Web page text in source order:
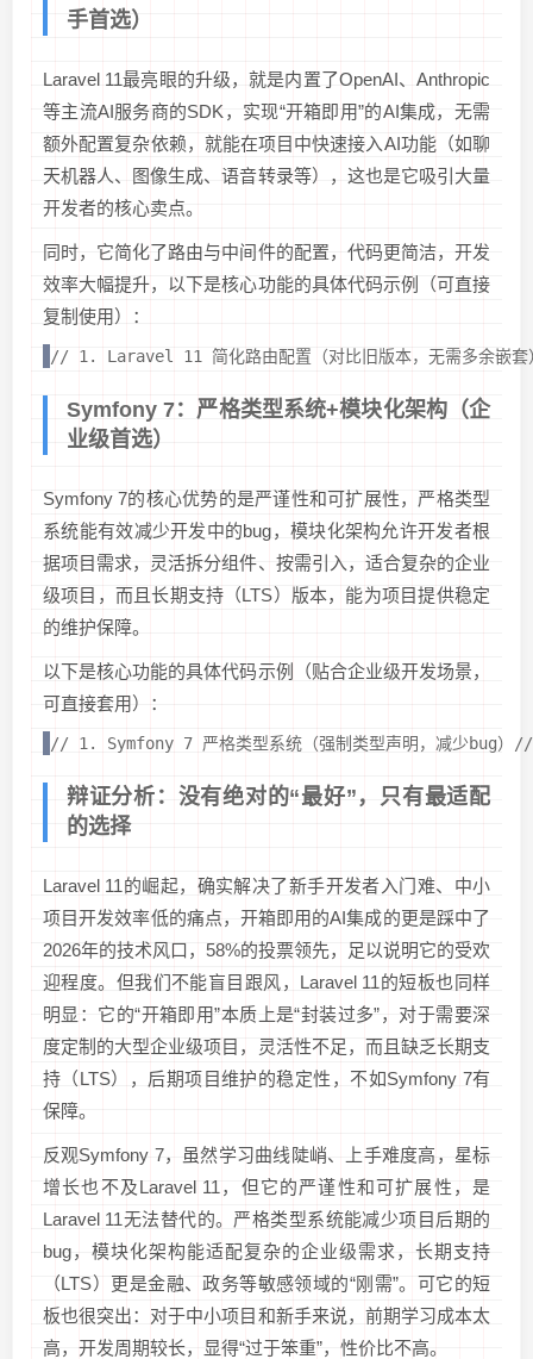
手首选）
Laravel 11最亮眼的升级，就是内置了OpenAI、Anthropic
等主流AI服务商的SDK，实现“开箱即用”的AI集成，无需
额外配置复杂依赖，就能在项目中快速接入AI功能（如聊
天机器人、图像生成、语音转录等），这也是它吸引大量
开发者的核心卖点。
同时，它简化了路由与中间件的配置，代码更简洁，开发
效率大幅提升，以下是核心功能的具体代码示例（可直接
复制使用）：
// 1. Laravel 11 简化路由配置（对比旧版本，无需多
Symfony 7：严格类型系统+模块化架构（企
业级首选）
Symfony 7的核心优势的是严谨性和可扩展性，严格类型
系统能有效减少开发中的bug，模块化架构允许开发者根
据项目需求，灵活拆分组件、按需引入，适合复杂的企业
级项目，而且长期支持（LTS）版本，能为项目提供稳定
的维护保障。
以下是核心功能的具体代码示例（贴合企业级开发场景，
可直接套用）：
// 1. Symfony 7 严格类型系统（强制类型声明，减
辩证分析：没有绝对的“最好”，只有最适配
的选择
Laravel 11的崛起，确实解决了新手开发者入门难、中小
项目开发效率低的痛点，开箱即用的AI集成的更是踩中了
2026年的技术风口，58%的投票领先，足以说明它的受欢
迎程度。但我们不能盲目跟风，Laravel 11的短板也同样
明显：它的“开箱即用”本质上是“封装过多”，对于需要深
度定制的大型企业级项目，灵活性不足，而且缺乏长期支
持（LTS），后期项目维护的稳定性，不如Symfony 7有
保障。
反观Symfony 7，虽然学习曲线陡峭、上手难度高，星标
增长也不及Laravel 11，但它的严谨性和可扩展性，是
Laravel 11无法替代的。严格类型系统能减少项目后期的
bug，模块化架构能适配复杂的企业级需求，长期支持
（LTS）更是金融、政务等敏感领域的“刚需”。可它的短
板也很突出：对于中小项目和新手来说，前期学习成本太
高，开发周期较长，显得“过于笨重”，性价比不高。